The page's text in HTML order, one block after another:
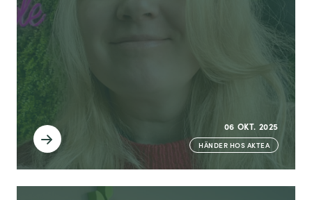
06 OKT. 2025
HÄNDER HOS AKTEA